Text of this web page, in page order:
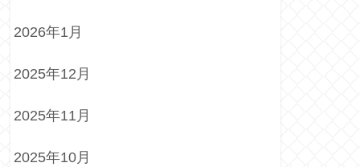
2026年1月
2025年12月
2025年11月
2025年10月